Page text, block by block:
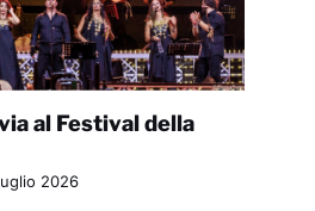
al Festival della
2026